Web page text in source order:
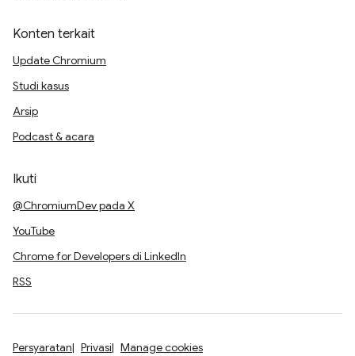
Konten terkait
Update Chromium
Studi kasus
Arsip
Podcast & acara
Ikuti
@ChromiumDev pada X
YouTube
Chrome for Developers di LinkedIn
RSS
Persyaratan Privasi Manage cookies